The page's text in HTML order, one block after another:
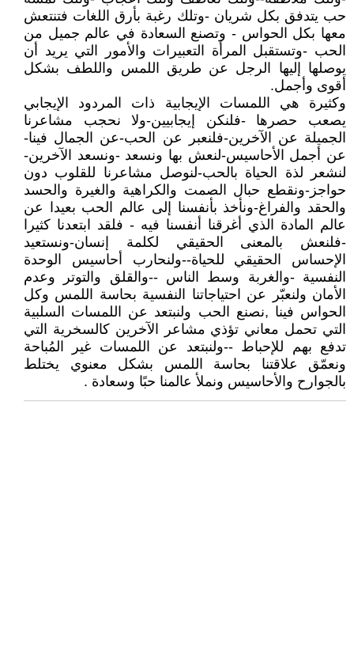
حب يتدفق بكل شريان -وتلك رغبة بأرق اللغات فتنتعش
معها بكل الحواس - وتصنع السعادة في عالم جميل من
الحب -وتستقبل المرأة التعبيرات والأمور التي يريد أن
يوصلها إليها الرجل عن طريق اللمس واللطف بشكل
أقوى وأجمل.
وكثيرة هي اللمسات الإيجابية ذات المردود الإيجابي
يصعب حصرها -فلنكن إيجابيين-ولا نحجب مشاعرنا
الجميلة عن الآخرين-فلنعبر عن الحب-عن الجمال فينا-
عن أجمل الأحاسيس-لنعش بها ونسعد -ونسعد الآخرين-
لنشعر لذة الحياة بالحب-لنوصل مشاعرنا للقلوب دون
حواجز-ونقطع حبال الصمت والكراهية والغيرة والحسد
والحقد والفراغ-ونأخذ بأنفسنا إلى عالم الحب بعيدا عن
عالم المادة الذي أغرقنا أنفسنا فيه - فلقد ابتعدنا كثيرا
-فلنعش بالمعنى الحقيقي لكلمة إنسان-ونستعيد
الإحساس الحقيقي للحياة--ولنحارب أحاسيس الوحدة
النفسية -والغربة وسط الناس --والقلق والتوتر وعدم
الأمان ولنعبّر عن احتياجاتنا النفسية بحاسة اللمس وكل
الحواس فينا ,نصنع الحب ولنبتعد عن اللمسات السلبية
التي تحمل معاني تؤذي مشاعر الآخرين كالسخرية التي
تدفع بهم للإحباط --ولنبتعد عن اللمسات غير المُباحة
ونعمّق علاقتنا بحاسة اللمس بشكل معنوي يختلط
بالجوارح والأحاسيس ونملأ عالمنا حبًا وسعادة .